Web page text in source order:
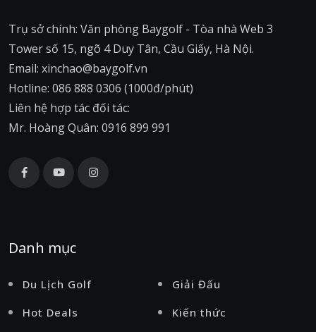
Trụ sở chính: Văn phòng Baygolf - Tòa nhà Web 3
Tower số 15, ngõ 4 Duy Tân, Cầu Giấy, Hà Nội.
Email: xinchao@baygolf.vn
Hotline: 086 888 0306 (1000đ/phút)
Liên hệ hợp tác đối tác:
Mr. Hoàng Quân: 0916 899 991
Danh mục
Du Lịch Golf
Giải Đấu
Hot Deals
Kiến thức